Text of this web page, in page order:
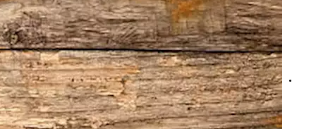
هل الشاي الأخضر له أضرار على الكلى؟- إليك الإجابة